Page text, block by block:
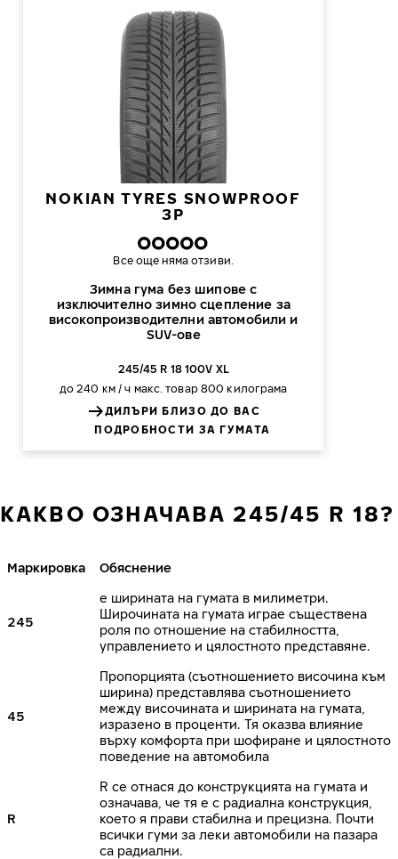
NOKIAN TYRES SNOWPROOF
3P
Зимна гума без шипове с
изключително зимно сцепление за
високопроизводителни автомобили и
SUV-ове
Все още няма отзиви.
245/45 R 18 100V XL
до 240 км / ч макс. товар 800 килограма
ДИЛЪРИ БЛИЗО ДО ВАС
ПОДРОБНОСТИ ЗА ГУМАТА
КАКВО ОЗНАЧАВА 245/45 R 18?
Маркировка Обяснение
245
е ширината на гумата в милиметри.
Широчината на гумата играе съществена
роля по отношение на стабилността,
управлението и цялостното представяне.
45
Пропорцията (съотношението височина към
ширина) представлява съотношението
между височината и ширината на гумата,
изразено в проценти. Тя оказва влияние
върху комфорта при шофиране и цялостното
поведение на автомобила
R
R се отнася до конструкцията на гумата и
означава, че тя е с радиална конструкция,
което я прави стабилна и прецизна. Почти
всички гуми за леки автомобили на пазара
са радиални.